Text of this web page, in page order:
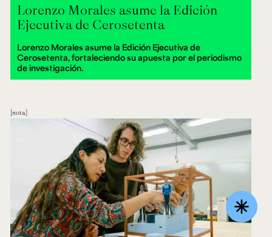
Lorenzo Morales asume la Edición
Ejecutiva de Cerosetenta
Lorenzo Morales asume la Edición Ejecutiva de
Cerosetenta, fortaleciendo su apuesta por el periodismo
de investigación.
nota
asterisk